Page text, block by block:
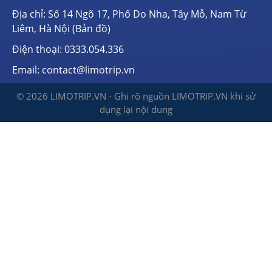
Địa chỉ: Số 14 Ngõ 17, Phố Do Nha, Tây Mỗ, Nam Từ
Liêm, Hà Nội (Bản đồ)
Điện thoại: 0333.054.336
Email: contact@limotrip.vn
© 2026 LIMOTRIP.VN - Ghi rõ nguồn LIMOTRIP.VN khi sử
dụng lại nội dung